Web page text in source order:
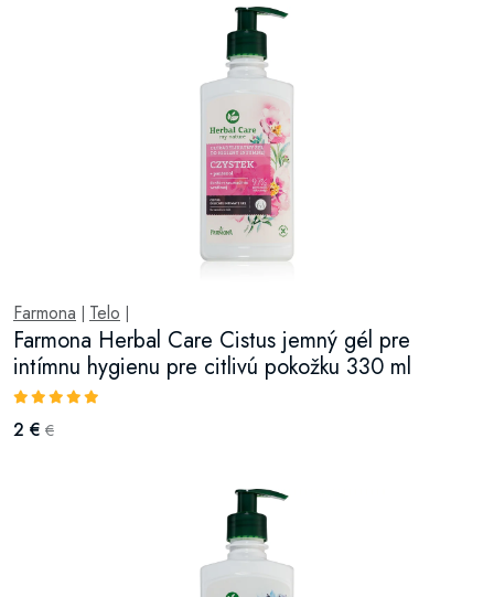
Farmona Telo
Farmona Herbal Care Cistus jemný gél pre
intímnu hygienu pre citlivú pokožku 330 ml
2 € €